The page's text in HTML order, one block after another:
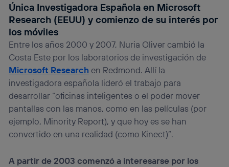
Única Investigadora Española en Microsoft
Research (EEUU) y comienzo de su interés por
los móviles
Entre los años 2000 y 2007, Nuria Oliver cambió la
Costa Este por los laboratorios de investigación de
Microsoft Research en Redmond. Allí la
investigadora española lideró el trabajo para
desarrollar “oficinas inteligentes o el poder mover
pantallas con las manos, como en las películas (por
ejemplo, Minority Report), y que hoy es se han
convertido en una realidad (como Kinect)”.
A partir de 2003 comenzó a interesarse por los